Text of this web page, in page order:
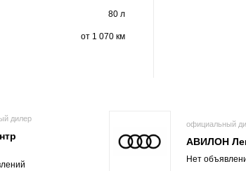
80 л
от 1 070 км
дилер
официальный
АВИЛОН
Нет